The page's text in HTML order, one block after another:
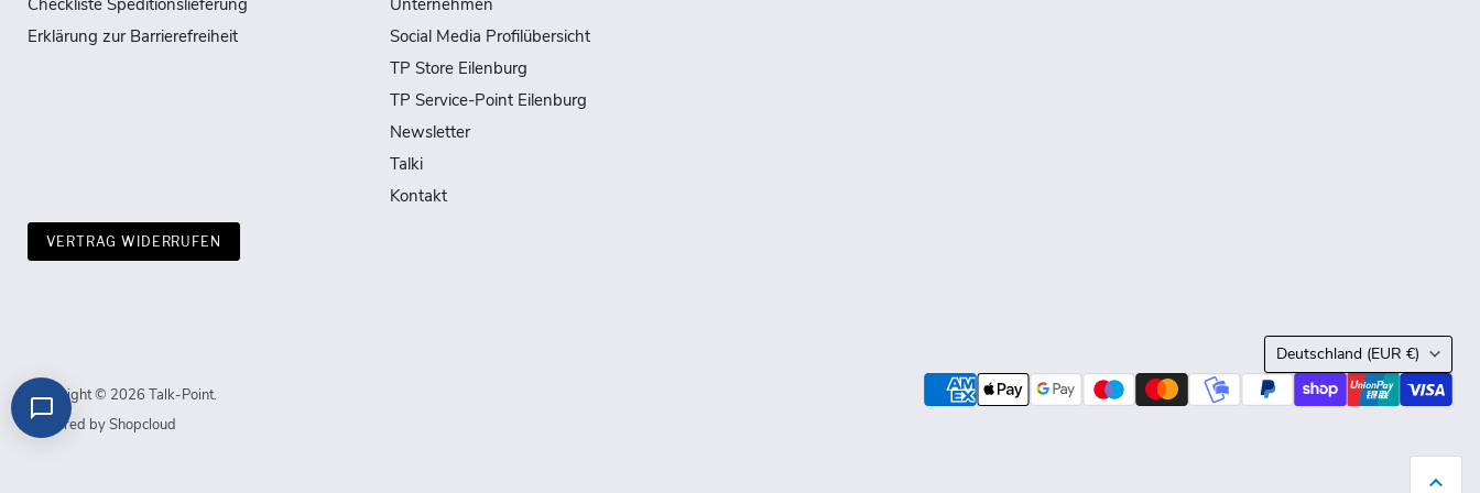
Erklärung zur Barrierefreiheit
Social Media Profilübersicht
TP Store Eilenburg
TP Service-Point Eilenburg
Newsletter
Talki
Kontakt
VERTRAG WIDERRUFEN
Land
Deutschland (EUR €)
Copyright © 2026 Talk-Point.
Powered by Shopcloud